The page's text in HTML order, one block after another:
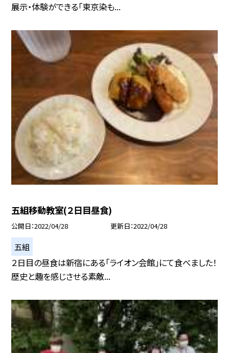
展示・体験ができる「東京染も...
五組移動教室(２日目昼食)
公開日 2022/04/28 更新日 2022/04/28
五組
２日目の昼食は新宿にある「ライオン会館」にて食べました！
歴史と趣を感じさせる素敵...